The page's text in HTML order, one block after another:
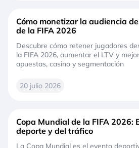
Cómo monetizar la audiencia
de la FIFA 2026
Descubre cómo retener jugadores
la FIFA 2026, aumentar el LTV y
apuestas, casino y segmentación
20 julio 2026
Copa Mundial de la FIFA 2026:
deporte y del tráfico
La Copa Mundial es el evento